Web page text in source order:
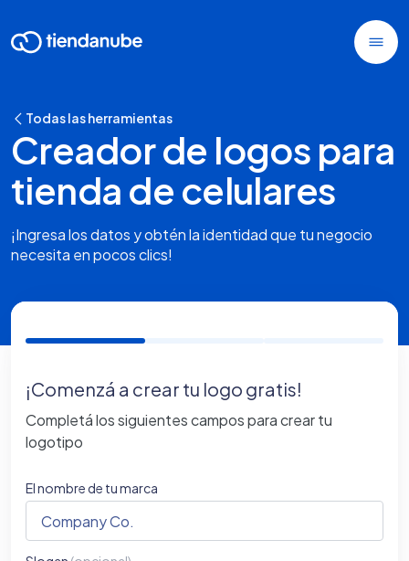
Todas las herramientas
Creador de logos para
tienda de celulares
¡Ingresa los datos y obtén la identidad que tu negocio
necesita en pocos clics!